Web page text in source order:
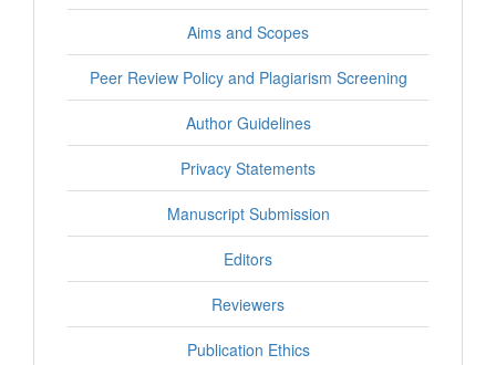
Aims and Scopes
Peer Review Policy and Plagiarism Screening
Author Guidelines
Privacy Statements
Manuscript Submission
Editors
Reviewers
Publication Ethics